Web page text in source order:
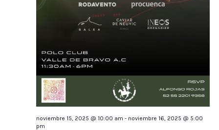
noviembre 15, 2025 @ 10:00 am - noviembre 16, 2025 @ 5:00
pm